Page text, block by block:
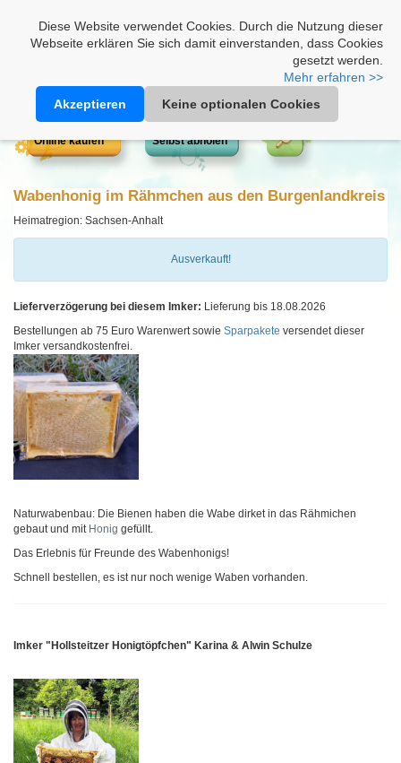
Diese Website verwendet Cookies. Durch die Nutzung dieser
Webseite erklären Sie sich damit einverstanden, dass Cookies
gesetzt werden.
Mehr erfahren >>
Akzeptieren
Keine optionalen Cookies
Online kaufen Selbst abholen
Wabenhonig im Rähmchen aus den Burgenlandkreis
Heimatregion: Sachsen-Anhalt
Ausverkauft!
Lieferverzögerung bei diesem Imker: Lieferung bis 18.08.2026
Bestellungen ab 75 Euro Warenwert sowie Sparpakete versendet dieser
Imker versandkostenfrei.
Naturwabenbau: Die Bienen haben die Wabe dirket in das Rähmichen
gebaut und mit Honig gefüllt.
Das Erlebnis für Freunde des Wabenhonigs!
Schnell bestellen, es ist nur noch wenige Waben vorhanden.
Imker "Hollsteitzer Honigtöpfchen" Karina & Alwin Schulze